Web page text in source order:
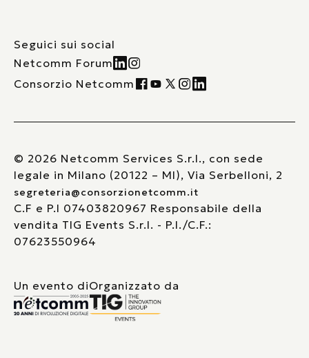
Seguici sui social
Netcomm Forum
Consorzio Netcomm
© 2026 Netcomm Services S.r.l., con sede
legale in Milano (20122 – MI), Via Serbelloni, 2
segreteria@consorzionetcomm.it
C.F e P.I 07403820967 Responsabile della
vendita TIG Events S.r.l. - P.I./C.F.:
07623550964
Un evento diOrganizzato da